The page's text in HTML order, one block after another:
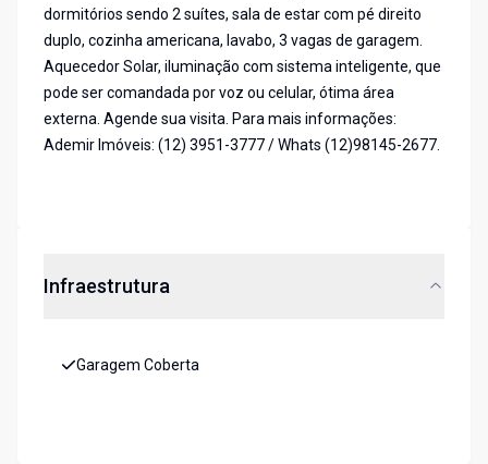
dormitórios sendo 2 suítes, sala de estar com pé direito
duplo, cozinha americana, lavabo, 3 vagas de garagem.
Aquecedor Solar, iluminação com sistema inteligente, que
pode ser comandada por voz ou celular, ótima área
externa. Agende sua visita. Para mais informações:
Ademir Imóveis: (12) 3951-3777 / Whats (12)98145-2677.
Infraestrutura
Garagem Coberta